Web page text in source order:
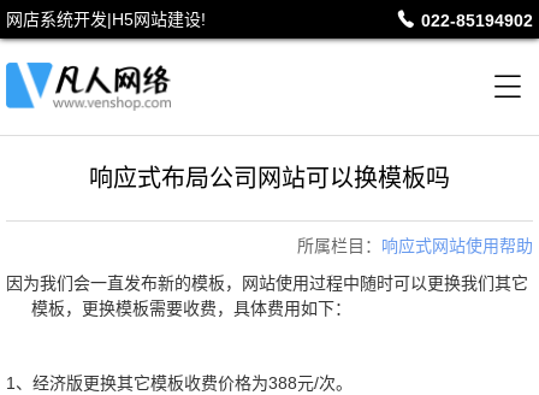
网店系统开发|H5网站建设!  022-85194902

响应式布局公司网站可以换模板吗
所属栏目： 响应式网站使用帮助
因为我们会一直发布新的模板，网站使用过程中随时可以更换我们其它
模板，更换模板需要收费，具体费用如下：
1、经济版更换其它模板收费价格为388元/次。